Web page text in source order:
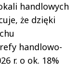
handlowych
że dzięki
handlowo-
r. o ok. 18%